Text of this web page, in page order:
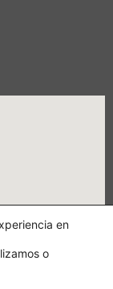
en
o